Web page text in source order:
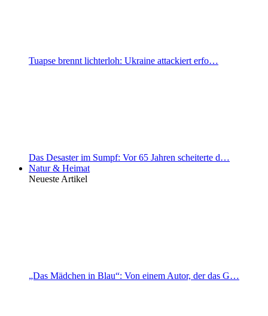
Tuapse brennt lichterloh: Ukraine attackiert erfo…
Das Desaster im Sumpf: Vor 65 Jahren scheiterte d…
Natur & Heimat
Neueste Artikel
„Das Mädchen in Blau“: Von einem Autor, der das G…